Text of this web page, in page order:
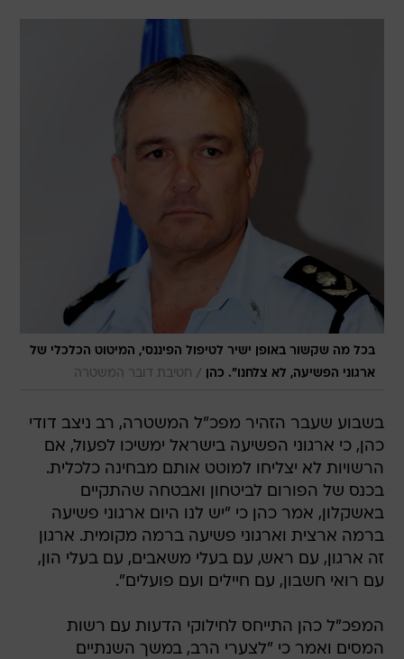
בכל מה שקשור באופן ישיר לטיפול הפיננסי, המיטוט הכלכלי של
ארגוני הפשיעה, לא צלחנו". כהן
/ חטיבת דובר המשטרה
בשבוע שעבר הזהיר מפכ"ל המשטרה, רב ניצב דודי
כהן, כי ארגוני הפשיעה בישראל ימשיכו לפעול, אם
הרשויות לא יצליחו למוטט אותם מבחינה כלכלית.
בכנס של הפורום לביטחון ואבטחה שהתקיים
באשקלון, אמר כהן כי "יש לנו היום ארגוני פשיעה
ברמה ארצית וארגוני פשיעה ברמה מקומית. ארגון
זה ארגון, עם ראש, עם בעלי משאבים, עם בעלי הון,
עם רואי חשבון, עם חיילים ועם פועלים".
המפכ"ל כהן התייחס לחילוקי הדעות עם רשות
המסים ואמר כי "לצערי הרב, במשך השנתיים